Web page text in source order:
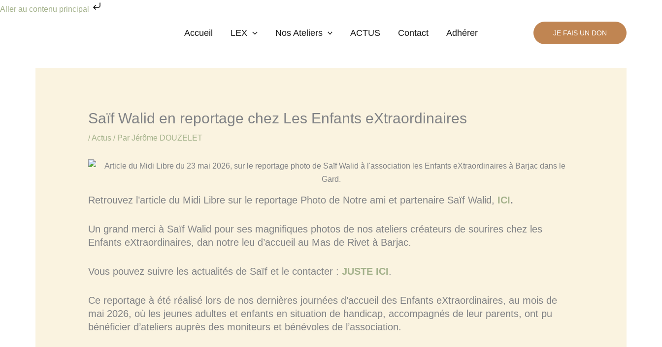
Aller au contenu principal
Aller
Accueil LEX Nos Ateliers ACTUS Contact Adhérer JE FAIS UN DON
Saïf Walid en reportage chez Les Enfants eXtraordinaires
/Actus/ Par Jérôme DOUZELET
Retrouvez l’article du Midi Libre sur le reportage Photo de Notre ami et partenaire Saïf Walid, ICI.
Un grand merci à Saïf Walid pour ses magnifiques photos de nos ateliers créateurs de sourires chez les
Enfants eXtraordinaires, dan notre leu d’accueil au Mas de Rivet à Barjac.
Vous pouvez suivre les actualités de Saïf et le contacter : JUSTE ICI.
Ce reportage à été réalisé lors de nos dernières journées d’accueil des Enfants eXtraordinaires, au mois de
mai 2026, où les jeunes adultes et enfants en situation de handicap, accompagnés de leur parents, ont pu
bénéficier d’ateliers auprès des moniteurs et bénévoles de l’association.